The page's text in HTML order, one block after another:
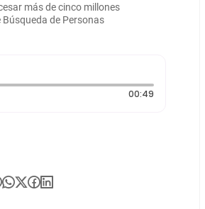
más de cinco millones
de Personas
00:49Duración: